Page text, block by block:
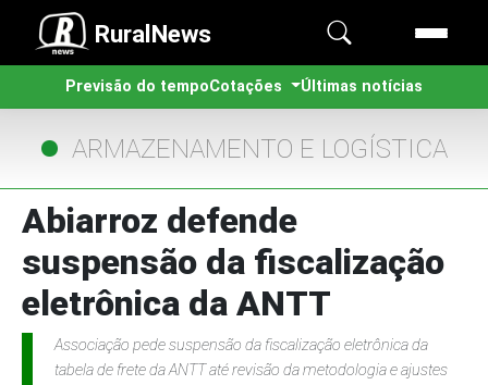
RuralNews
Previsão do tempoCotações Últimas notícias
ARMAZENAMENTO E LOGÍSTICA
Abiarroz defende
suspensão da fiscalização
eletrônica da ANTT
Associação pede suspensão da fiscalização eletrônica da
tabela de frete da ANTT até revisão da metodologia e ajustes